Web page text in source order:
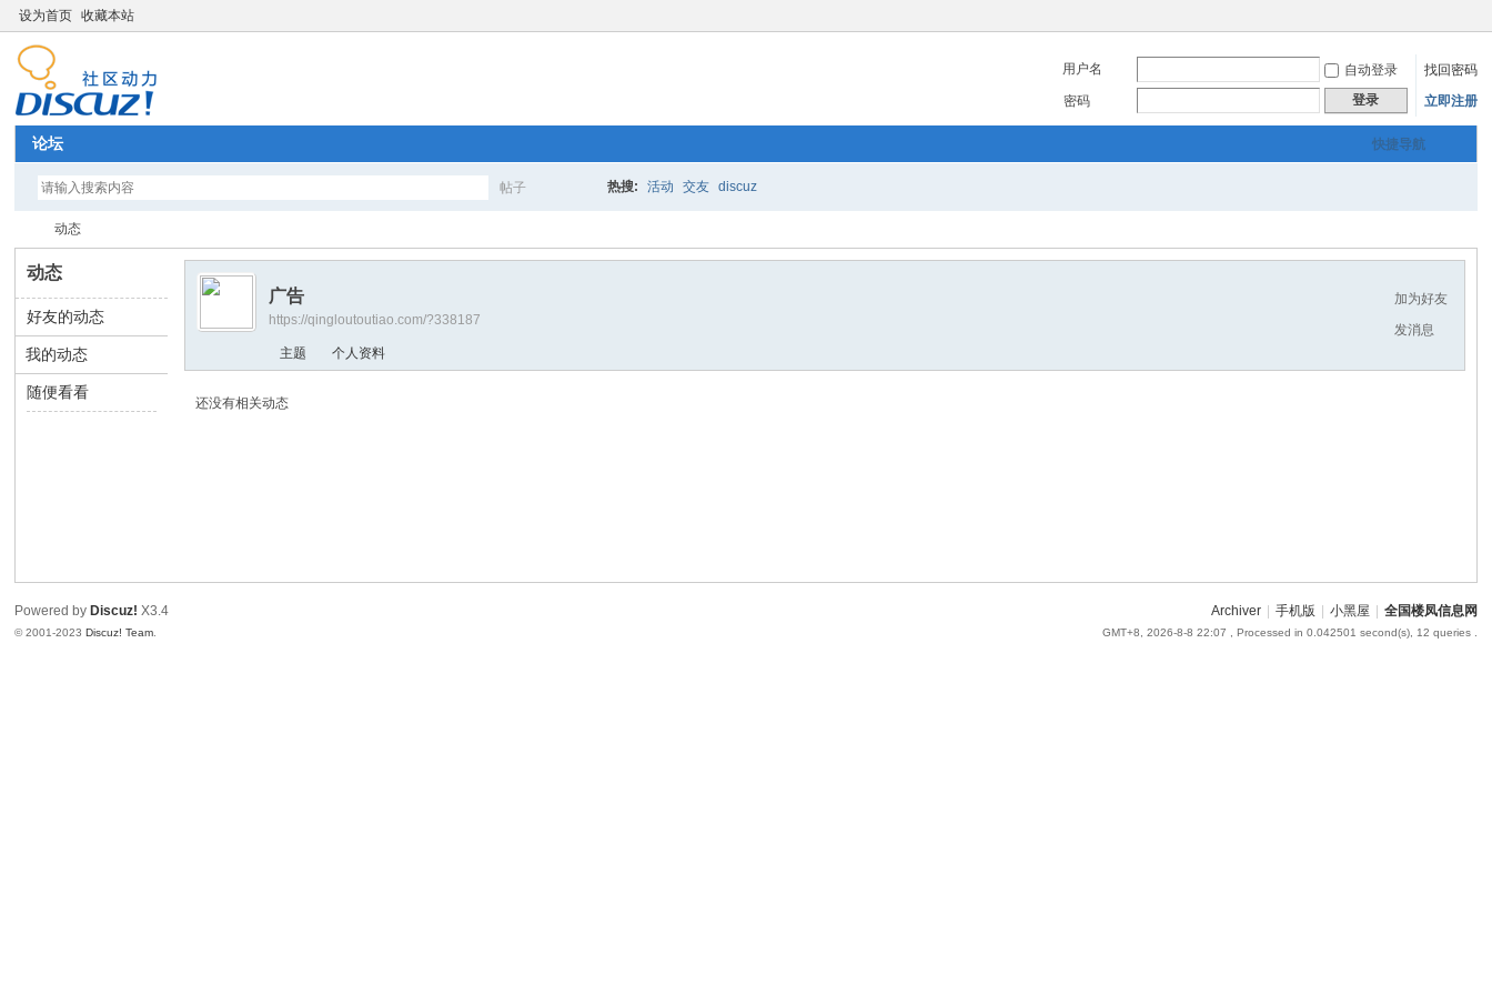
设为首页 收藏本站
用户名 自动登录
找回密码
密码
登录 立即注册
快捷导航
论坛
帖子 热搜: 活动 交友 discuz
全 ›
动态
动态
好友的动态
我的动态
随便看看
加为好友
发消息
广告
https://qingloutoutiao.com/?338187
主题 个人资料
还没有相关动态
Archiver 手机版 小黑屋 全国楼凤信息网
GMT+8, 2026-8-8 22:07 , Processed in 0.042501 second(s), 12 queries .
Powered by Discuz! X3.4
© 2001-2023Discuz! Team